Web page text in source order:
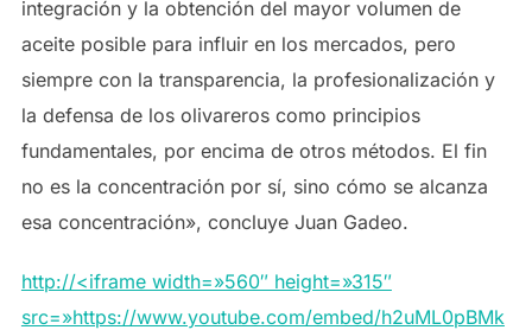
integración y la obtención del mayor volumen de
aceite posible para influir en los mercados, pero
siempre con la transparencia, la profesionalización y
la defensa de los olivareros como principios
fundamentales, por encima de otros métodos. El fin
no es la concentración por sí, sino cómo se alcanza
esa concentración», concluye Juan Gadeo.
http://<iframe width=»560″ height=»315″
src=»https://www.youtube.com/embed/h2uML0pBMk